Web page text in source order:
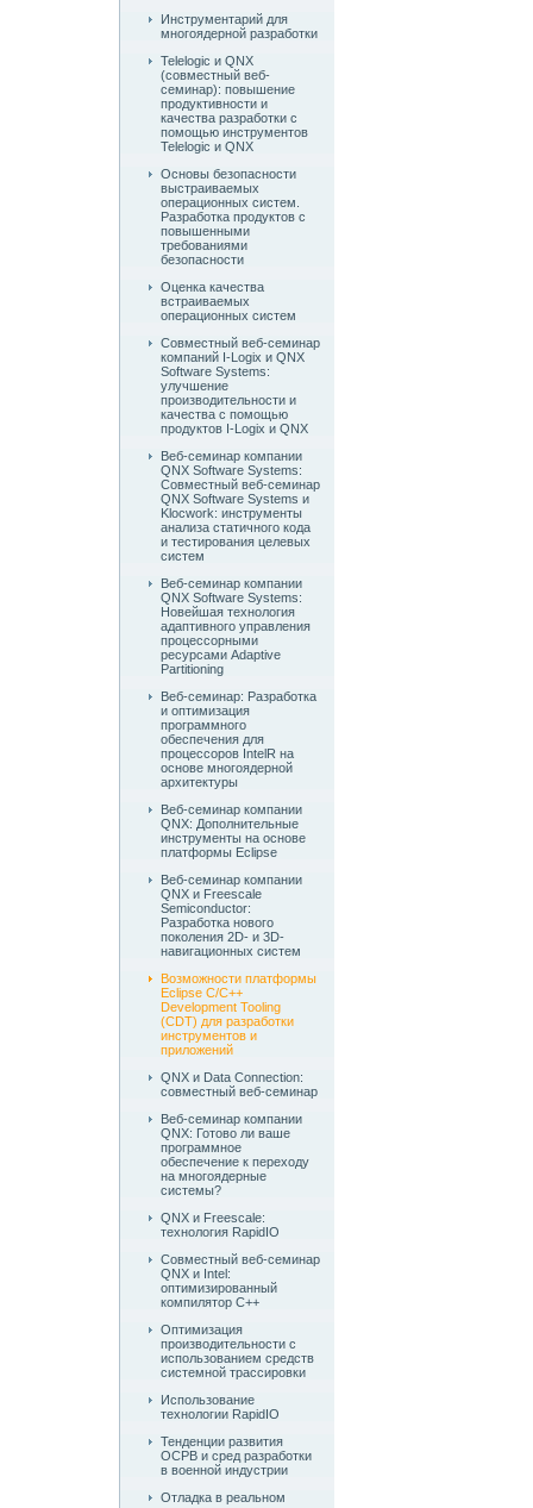
Инструментарий для
многоядерной разработки
Telelogic и QNX
(совместный веб-
семинар): повышение
продуктивности и
качества разработки с
помощью инструментов
Telelogic и QNX
Основы безопасности
выстраиваемых
операционных систем.
Разработка продуктов с
повышенными
требованиями
безопасности
Оценка качества
встраиваемых
операционных систем
Совместный веб-семинар
компаний I-Logix и QNX
Software Systems:
улучшение
производительности и
качества с помощью
продуктов I-Logix и QNX
Веб-семинар компании
QNX Software Systems:
Совместный веб-семинар
QNX Software Systems и
Klocwork: инструменты
анализа статичного кода
и тестирования целевых
систем
Веб-семинар компании
QNX Software Systems:
Новейшая технология
адаптивного управления
процессорными
ресурсами Adaptive
Partitioning
Веб-семинар: Разработка
и оптимизация
программного
обеспечения для
процессоров IntelR на
основе многоядерной
архитектуры
Веб-семинар компании
QNX: Дополнительные
инструменты на основе
платформы Eclipse
Веб-семинар компании
QNX и Freescale
Semiconductor:
Разработка нового
поколения 2D- и 3D-
навигационных систем
Возможности платформы
Eclipse C/C++
Development Tooling
(CDT) для разработки
инструментов и
приложений
QNX и Data Connection:
совместный веб-семинар
Веб-семинар компании
QNX: Готово ли ваше
программное
обеспечение к переходу
на многоядерные
системы?
QNX и Freescale:
технология RapidIO
Совместный веб-семинар
QNX и Intel:
оптимизированный
компилятор C++
Оптимизация
производительности с
использованием средств
системной трассировки
Использование
технологии RapidIO
Тенденции развития
ОСРВ и сред разработки
в военной индустрии
Отладка в реальном